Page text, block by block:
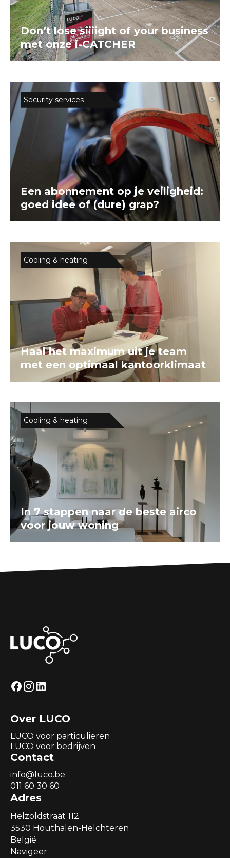
Don’t lose siiiight of your business
met onze i-CATCHER
Security services
Een abonnement op je veiligheid:
goed idee of (dure) grap?
Cooling & heating
Haal het maximum uit je team
met een optimaal kantoorklimaat
Cooling & heating
In 7 stappen naar de beste airco
voor jouw woning
Over LUCO
LUCO voor particulieren
LUCO voor bedrijven
Contact
info@luco.be
011 60 30 60
Adres
Helzoldstraat 112
3530 Houthalen-Helchteren
België
Navigeer